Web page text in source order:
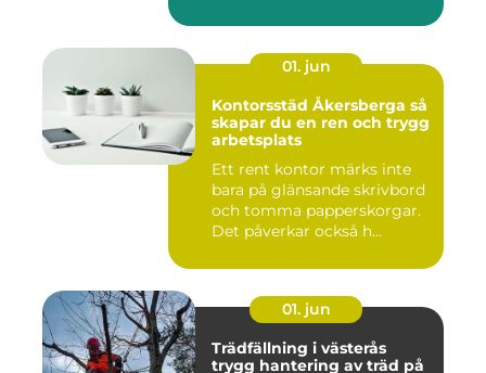
01. jun
Kontorsstäd Åkersberga så
skapar du en ren och trygg
arbetsplats
Ett rent kontor märks inte
bara på glänsande skrivbord
och tomma papperskorgar.
Det påverkar också h...
01. jun
Trädfällning i västerås
trygg hantering av träd på